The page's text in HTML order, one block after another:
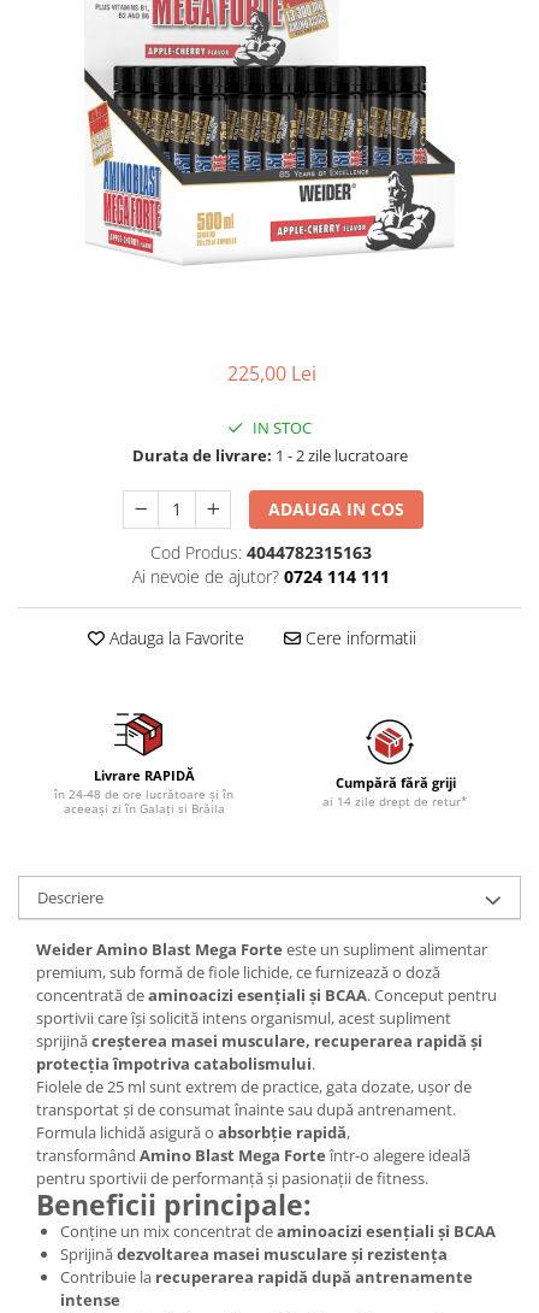
225,00 Lei
IN STOC
Durata de livrare: 1 - 2 zile lucratoare
ADAUGA IN COS
Cod Produs: 4044782315163
Ai nevoie de ajutor? 0724 114 111
Adauga la Favorite Cere informatii
Livrare RAPIDĂ
în 24-48 de ore lucrătoare și în
aceeași zi în Galați si Brăila
Cumpără fără griji
ai 14 zile drept de retur*
Descriere
Weider Amino Blast Mega Forte este un supliment alimentar
premium, sub formă de fiole lichide, ce furnizează o doză
concentrată deaminoacizi esențiali și BCAA. Conceput pentru
sportivii care își solicită intens organismul, acest supliment
sprijinăcreșterea masei musculare, recuperarea rapidă și
protecția împotriva catabolismului.
Fiolele de 25 ml sunt extrem de practice, gata dozate, ușor de
transportat și de consumat înainte sau după antrenament.
Formula lichidă asigură o absorbție rapidă,
transformând Amino Blast Mega Forteîntr-o alegere ideală
pentru sportivii de performanță și pasionații de fitness.
Beneficii principale:
Conține un mix concentrat deaminoacizi esențiali și BCAA
Sprijinădezvoltarea masei musculare și rezistența
Contribuie la recuperarea rapidă după antrenamente
intense